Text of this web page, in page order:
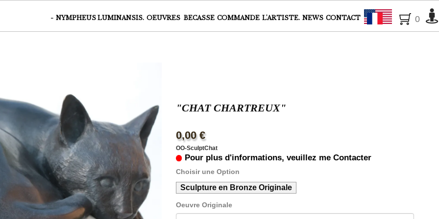
| Tirages sur Papier | Tirage sur verre plexiglass |Artiste animalier | Artiste Peintre animalier | Peintre animalier | Laurence Saunois |Faune
- NYMPHEUS LUMINANSIS. OEUVRES BECASSE COMMANDE L'ARTISTE. NEWS CONTACT Français
0
"CHAT CHARTREUX"
0,00 €
OO-SculptChat
Pour plus d'informations, veuillez me Contacter
Choisir une Option
Sculpture en Bronze Originale
Oeuvre Originale